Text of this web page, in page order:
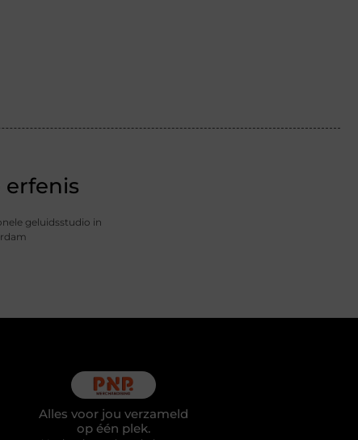
geluidsstudio in
Alles voor jou verzameld
op één plek.